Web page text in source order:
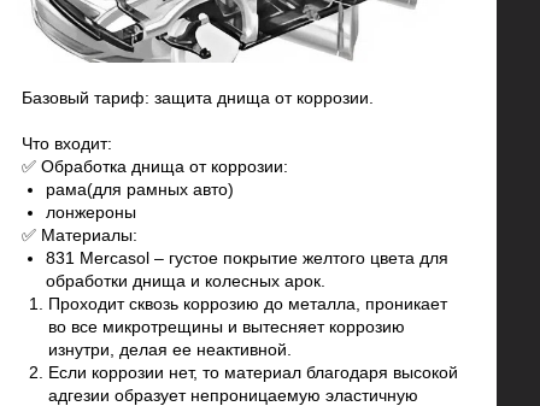
Базовый тариф: защита днища от коррозии.
Что входит:
✅ Обработка днища от коррозии:
рама(для рамных авто)
лонжероны
✅ Материалы:
831 Mercasol – густое покрытие желтого цвета для
обработки днища и колесных арок.
Проходит сквозь коррозию до металла, проникает
во все микротрещины и вытесняет коррозию
изнутри, делая ее неактивной.
Если коррозии нет, то материал благодаря высокой
адгезии образует непроницаемую эластичную